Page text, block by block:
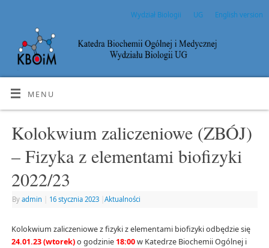
Wydział Biologii UG English version
MENU
Kolokwium zaliczeniowe (ZBÓJ)
– Fizyka z elementami biofizyki
2022/23
By admin 16 stycznia 2023 Aktualności
Kolokwium zaliczeniowe z fizyki z elementami biofizyki odbędzie się
24.01.23 (wtorek)o godzinie 18:00w Katedrze Biochemii Ogólnej i